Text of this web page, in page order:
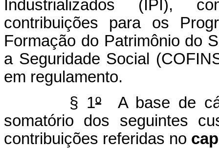
Industrializados (IPI),
contribuições para os
Formação do Patrimônio do
a Seguridade Social
em regulamento.
§ 1ºA base de
somatório dos seguintes
contribuições referidas no